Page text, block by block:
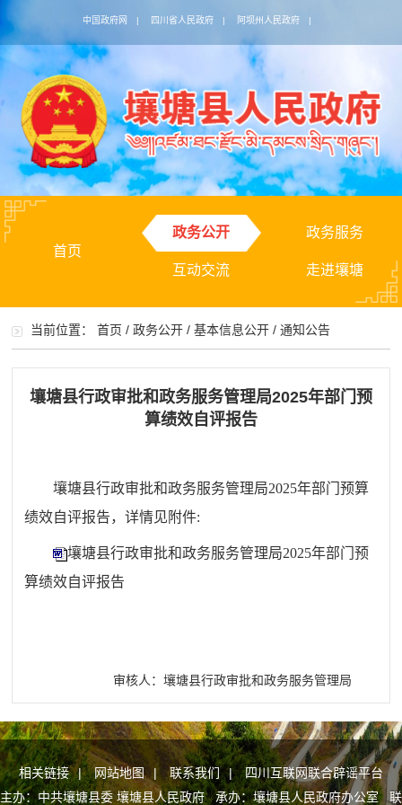
中国政府网 | 四川省人民政府 | 阿坝州人民政府 |
首页
政务公开 政务服务
互动交流 走进壤塘
当前位置：首页 /政务公开 /基本信息公开 /通知公告
壤塘县行政审批和政务服务管理局2025年部门预
算绩效自评报告
壤塘县行政审批和政务服务管理局2025年部门预算
绩效自评报告，详情见附件:
壤塘县行政审批和政务服务管理局2025年部门预
算绩效自评报告
审核人：壤塘县行政审批和政务服务管理局
相关链接 | 网站地图 | 联系我们 |
四川互联网联合辟谣平台
主办：中共壤塘县委 壤塘县人民政府 承办：壤塘县人民政府办公室 联